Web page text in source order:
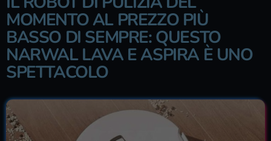
MOMENTO AL PREZZO PIÙ
BASSO DI SEMPRE: QUESTO
NARWAL LAVA E ASPIRA È UNO
SPETTACOLO